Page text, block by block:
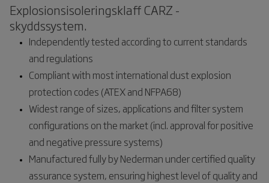
Explosionsisoleringsklaff CARZ -
skyddssystem.
Independently tested according to current standards
and regulations
Compliant with most international dust explosion
protection codes (ATEX and NFPA68)
Widest range of sizes, applications and filter system
configurations on the market (incl. approval for positive
and negative pressure systems)
Manufactured fully by Nederman under certified quality
assurance system, ensuring highest level of quality and